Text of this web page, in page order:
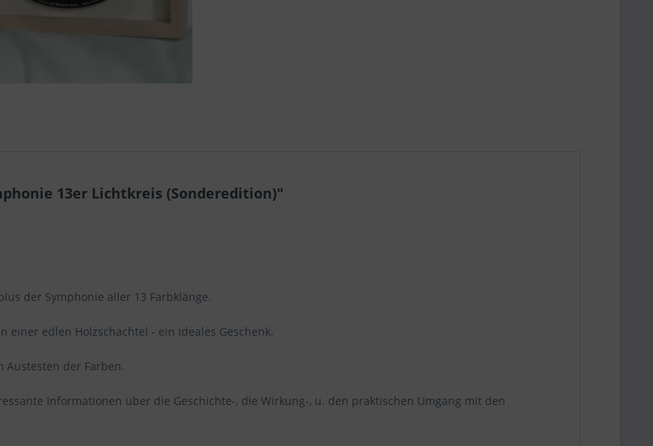
13er Lichtkreis (Sonderedition)"
der Symphonie aller 13 Farbklänge.
einer edlen Holzschachtel - ein ideales Geschenk.
Austesten der Farben.
Informationen über die Geschichte-, die Wirkung-, u. den praktischen Umgang mit den